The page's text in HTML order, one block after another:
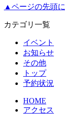
▲ページの先頭
カテゴリ一覧
イベント
お知らせ
その他
トップ
予約状況
HOME
アクセス